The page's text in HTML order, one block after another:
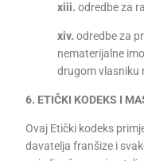
xiii. odredbe za
xiv. odredbe za
nematerijalne
drugom vlasniku
6. ETIČKI KODEKS I
Ovaj Etički kodeks
davatelja franšize i